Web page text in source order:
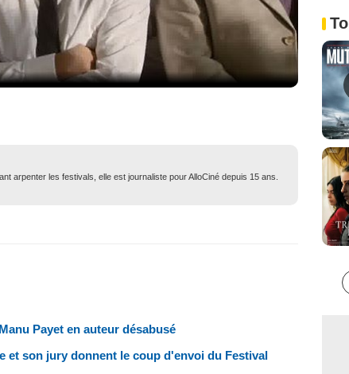
arpenter les festivals, elle est journaliste pour AlloCiné depuis 15 ans.
Payet en auteur désabusé
et son jury donnent le coup d'envoi du Festival